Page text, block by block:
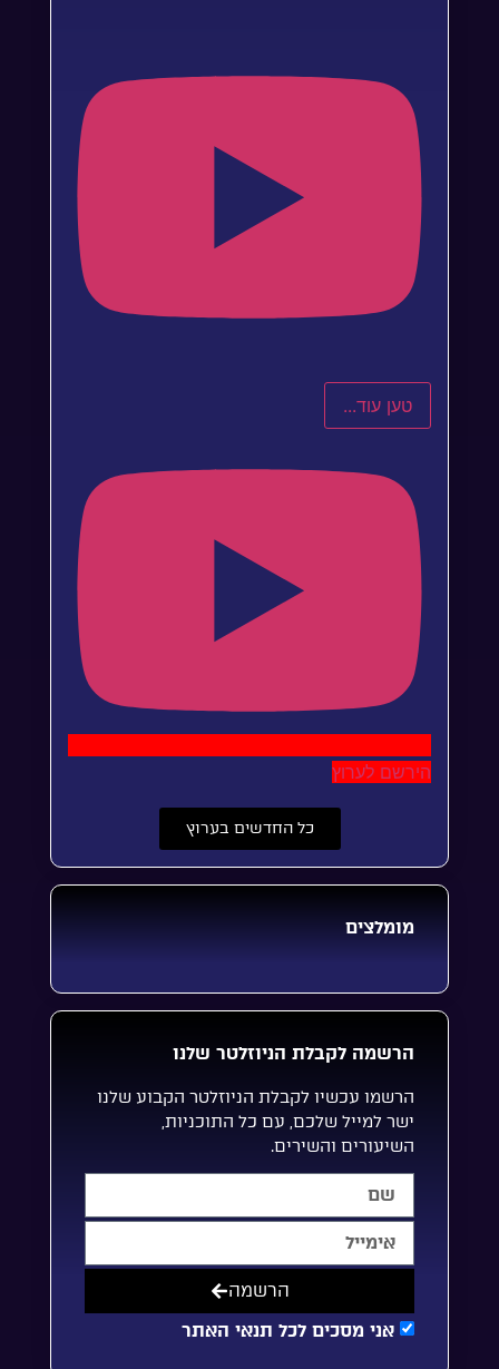
טען עוד...
הירשם לערוץ
כל החדשים בערוץ
מומלצים
הרשמה לקבלת הניוזלטר שלנו
הרשמו עכשיו לקבלת הניוזלטר הקבוע שלנו
ישר למייל שלכם, עם כל התוכניות,
השיעורים והשירים.
אני מסכים לכל תנאי האתר
הרשמה